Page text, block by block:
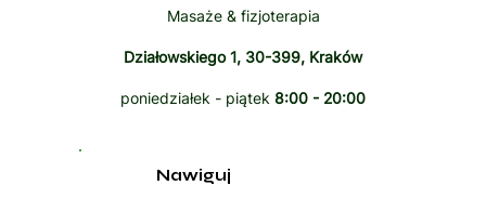
Masaże & fizjoterapia
Działowskiego 1, 30-399, Kraków
poniedziałek - piątek 8:00 - 20:00
Nawiguj